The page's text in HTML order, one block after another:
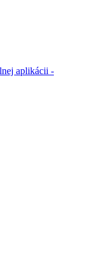
aplikácii -